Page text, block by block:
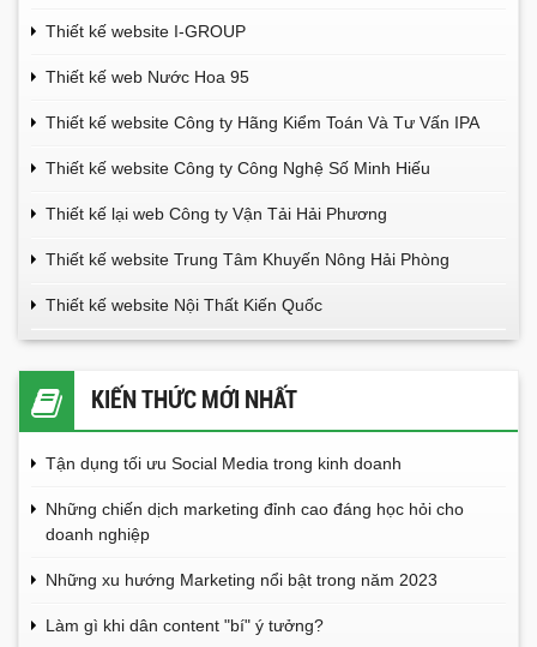
Thiết kế website I-GROUP
Thiết kế web Nước Hoa 95
Thiết kế website Công ty Hãng Kiểm Toán Và Tư Vấn IPA
Thiết kế website Công ty Công Nghệ Số Minh Hiếu
Thiết kế lại web Công ty Vận Tải Hải Phương
Thiết kế website Trung Tâm Khuyến Nông Hải Phòng
Thiết kế website Nội Thất Kiến Quốc
KIẾN THỨC MỚI NHẤT
Tận dụng tối ưu Social Media trong kinh doanh
Những chiến dịch marketing đỉnh cao đáng học hỏi cho
doanh nghiệp
Những xu hướng Marketing nổi bật trong năm 2023
Làm gì khi dân content "bí" ý tưởng?